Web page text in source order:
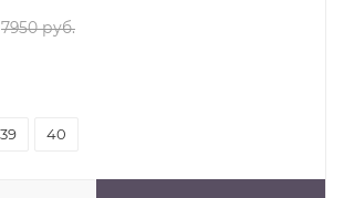
7950руб.
39 40